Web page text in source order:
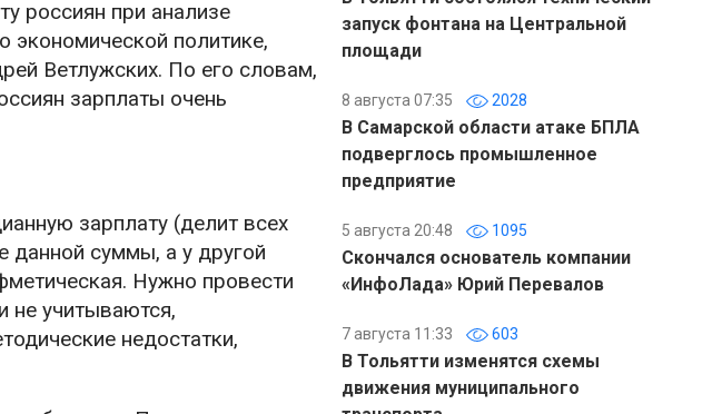
россиян при анализе
экономической политике,
Ветлужских. По его словам,
зарплаты очень
зарплату (делит всех
данной суммы, а у другой
Нужно провести
не учитываются,
недостатки,
запуск фонтана на Центральной
площади
8 августа 07:35 2028
В Самарской области атаке БПЛА
подверглось промышленное
предприятие
5 августа 20:48 1095
Скончался основатель компании
«ИнфоЛада» Юрий Перевалов
7 августа 11:33 603
В Тольятти изменятся схемы
движения муниципального